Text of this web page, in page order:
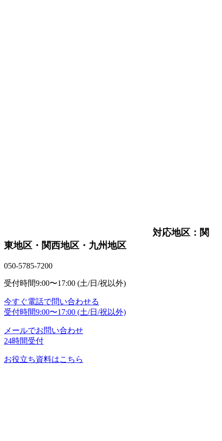
対応地区：関
東地区・関西地区・九州地区
050-5785-7200
受付時間9:00〜17:00 (土/日/祝以外)
今すぐ電話で問い合わせる
受付時間9:00〜17:00 (土/日/祝以外)
メールでお問い合わせ
24時間受付
お役立ち資料はこちら